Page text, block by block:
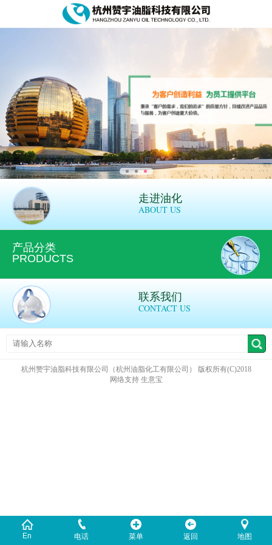
走进油化
ABOUT US
产品分类
PRODUCTS
联系我们
CONTACT US
杭州赞宇油脂科技有限公司（杭州油脂化工有限公司）
版权所有(C)2018
网络支持生意宝
En 电话 菜单 返回 地图